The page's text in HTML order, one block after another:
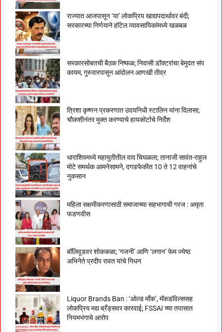
राज्यात आजपासून ‘या’ लोकप्रिय खाद्यपदार्थावर बंदी;
सरकारच्या निर्णयाने हॉटेल व्यावसायिकांमध्ये खळबळ
सरकारसोबतची बैठक निष्फळ; निवासी डॉक्टरांचा बेमुदत संप
कायम, गुरुवारपासून आंदोलन आणखी तीव्र
त्रिशा कृष्णन प्रकरणात उदयनिधी स्टालिन यांना दिलासा;
चौकशीनंतर मुक्त करण्याचे हायकोर्टाचे निर्देश
धाराशिवमध्ये महायुतीतील वाद चिघळला; तानाजी सावंत-राहुल
मोटे समर्थक आमनेसामने, दगडफेकीत 10 ते 12 वाहनांचे
नुकसान
महिला सक्षमीकरणासाठी समाजाच्या सहभागाची गरज : अमृता
फडणवीस
बॉलिवूडवर शोककळा; ‘गजनी’ आणि ‘लगान’ फेम ज्येष्ठ
अभिनेते प्रदीप रावत यांचे निधन
Liquor Brands Ban : ‘ओल्ड मॉंक’, मॅकडॉवेल्ससह
लोकप्रिय मद्य ब्रँड्सवर कारवाई; FSSAI च्या तपासात
नियमभंगाचे आरोप